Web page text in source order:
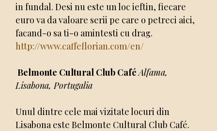
in fundal. Desi nu este un loc ieftin, fiecare
euro va da valoare serii pe care o petreci aici,
facand-o sa ti-o amintesti cu drag.
http://www.caffeflorian.com/en/
Belmonte Cultural Club CaféAlfama,
Lisabona, Portugalia
Unul dintre cele mai vizitate locuri din
Lisabona este Belmonte Cultural Club Café.